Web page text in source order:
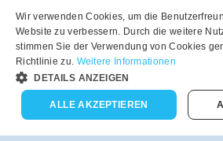
Robea - Schönes zum Schenken
Altstadtladen in Feldbach,
+43(3152)4208
Wir verwenden Cookies, um die
Website zu verbessern. Durch die weitere
stimmen Sie der Verwendung von Cookies
Richtlinie zu. Weitere Informationen
DETAILS ANZEIGEN
ALLE AKZEPTIEREN